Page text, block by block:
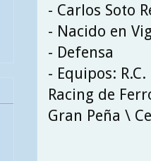
- Carlos Soto
- Nacido en
- Defensa
- Equipos:
Racing de
Gran Peña \